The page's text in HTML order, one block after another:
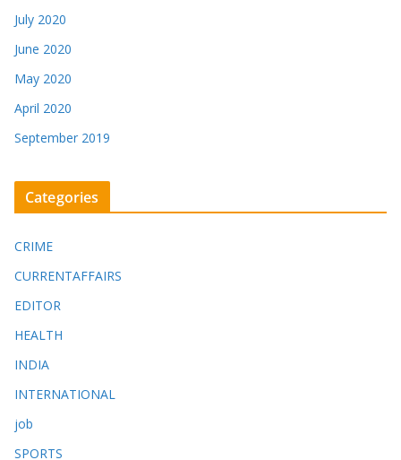
July 2020
June 2020
May 2020
April 2020
September 2019
Categories
CRIME
CURRENTAFFAIRS
EDITOR
HEALTH
INDIA
INTERNATIONAL
job
SPORTS